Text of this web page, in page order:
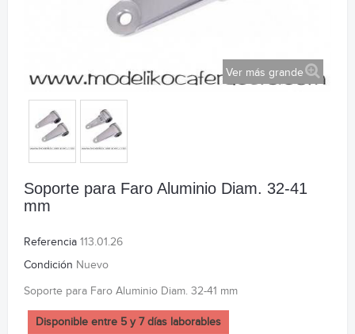
Ver más grande
Soporte para Faro Aluminio Diam. 32-41
mm
Referencia 113.01.26
Condición Nuevo
Soporte para Faro Aluminio Diam. 32-41 mm
Disponible entre 5 y 7 días laborables